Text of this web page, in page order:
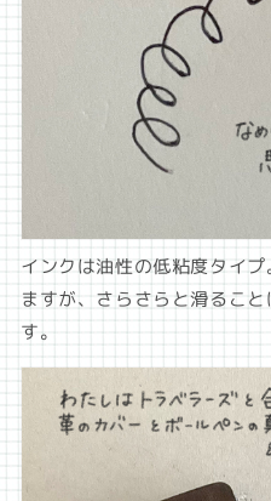
インクは油性の低粘度タイ
ますが、さらさらと滑るこ
す。